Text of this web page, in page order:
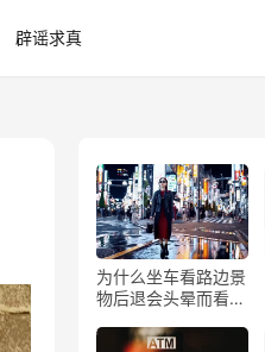
辟谣求真
为什么坐车看路边景
物后退会头晕而看前